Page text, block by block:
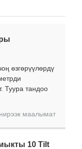
өзгөрүүлөрдү
Туура тандоо
маалымат
10 Tilt